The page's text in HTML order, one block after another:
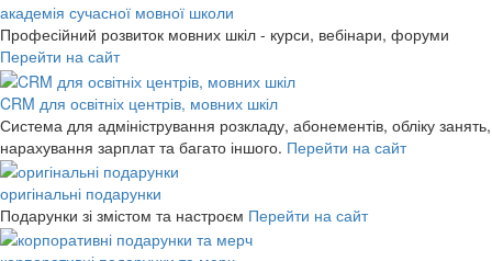
академія сучасної мовної школи
Професійний розвиток мовних шкіл - курси, вебінари, форуми
Перейти на сайт
CRM для освітніх центрів, мовних шкіл
Система для адміністрування розкладу, абонементів, обліку занять,
нарахування зарплат та багато іншого. Перейти на сайт
оригінальні подарунки
Подарунки зі змістом та настроєм Перейти на сайт